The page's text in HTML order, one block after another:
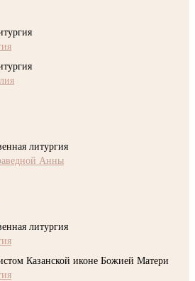
литургия
Анны
литургия
Казанской иконе Божией Матери